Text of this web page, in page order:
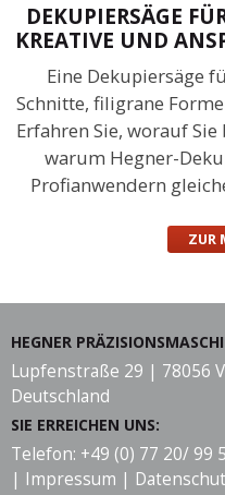
DEKUPIERSÄGE
KREATIVE UND
Eine Dekupiersäge
Schnitte, filigrane
Erfahren Sie, worauf
warum Hegner-
Profianwendern
ZUR
HEGNER
Lupfenstraße 29 | 78056
Deutschland
SIE ERREICHEN UNS:
Telefon: +49 (0) 77 20/ 99
| Impressum |